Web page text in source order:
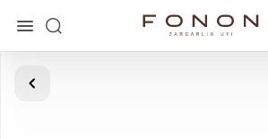
Asosiy